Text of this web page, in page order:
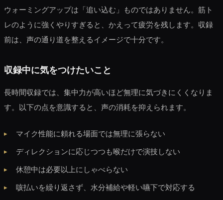
ウォーミングアップは「追い込む」ものではありません。筋ト
レのように強くやりすぎると、かえって疲労を残します。収録
前は、声の通り道を整えるイメージで十分です。
収録中に気をつけたいこと
長時間収録では、集中力が高いほど無理に気づきにくくなりま
す。以下の点を意識すると、声の消耗を抑えられます。
マイク性能に頼れる場面では無理に張らない
ディレクションに応じつつも喉だけで演技しない
休憩中は必要以上にしゃべらない
咳払いを繰り返さず、水分補給や軽い嚥下で対応する